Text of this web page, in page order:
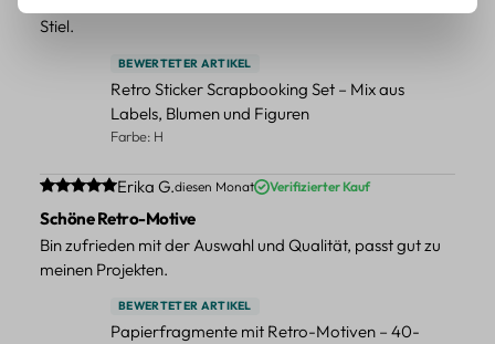
Stiel.
BEWERTETER ARTIKEL
Retro Sticker Scrapbooking Set – Mix aus
Labels, Blumen und Figuren
Farbe: H
Durchschnittliche Bewertung von 5 von 5 Sternen
Erika G.diesen Monat Verifizierter Kauf
Schöne Retro-Motive
Bin zufrieden mit der Auswahl und Qualität, passt gut zu
meinen Projekten.
BEWERTETER ARTIKEL
Papierfragmente mit Retro-Motiven – 40-